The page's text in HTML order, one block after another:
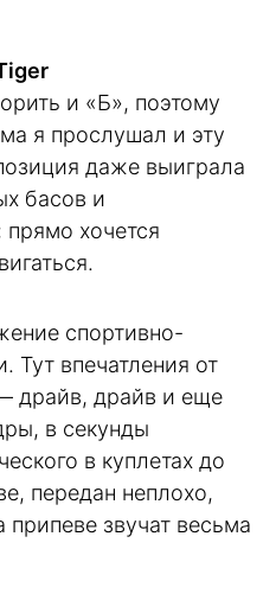
и «Б», поэтому
я прослушал и эту
даже выиграла
басов и
хочется
спортивно-
Тут впечатления от
драйв, драйв и еще
в секунды
в куплетах до
передан неплохо,
припеве звучат весьма